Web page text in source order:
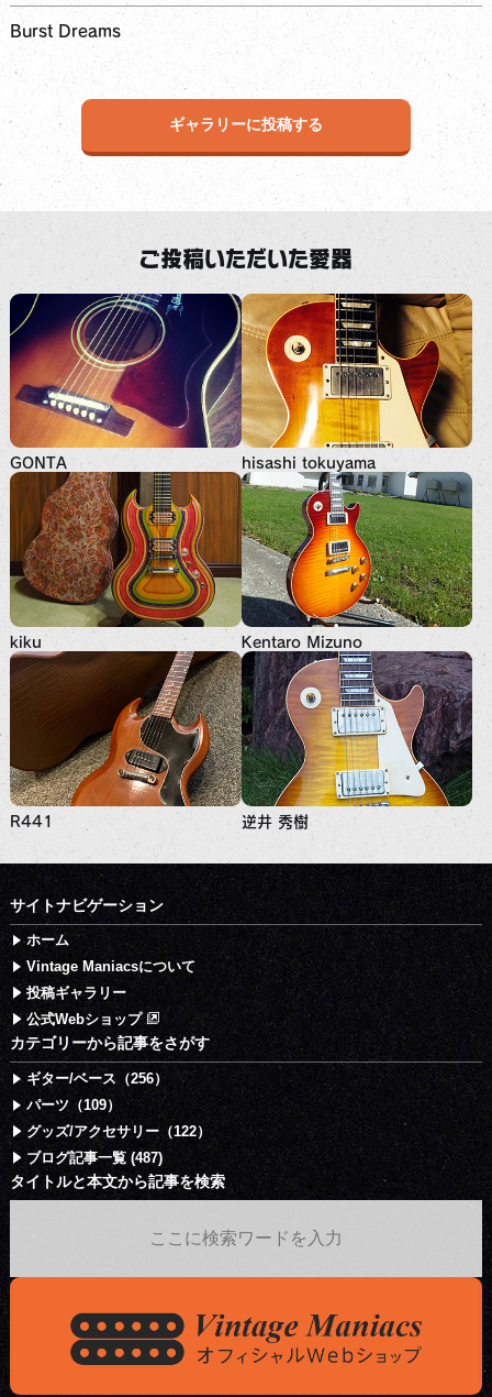
Burst Dreams
ギャラリーに投稿する
ご投稿いただいた愛器
GONTA hisashi tokuyama
kiku Kentaro Mizuno
R441 逆井 秀樹
サイトナビゲーション
ホーム
Vintage Maniacsについて
投稿ギャラリー
公式Webショップ
カテゴリーから記事をさがす
ギター/ベース（256）
パーツ（109）
グッズ/アクセサリー（122）
ブログ記事一覧 (487)
タイトルと本文から記事を検索